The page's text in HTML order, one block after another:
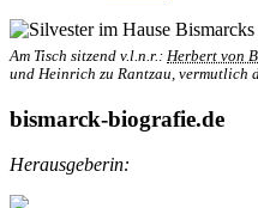
Am Tisch sitzend v.l.n.r.: Herbert von
und Heinrich zu Rantzau, vermutlich
bismarck-biografie.de
Herausgeberin: